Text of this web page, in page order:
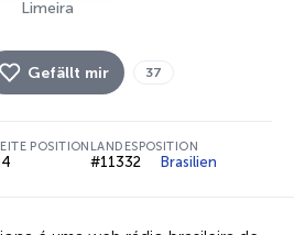
Limeira
Gefällt mir 37
POSITION LANDESPOSITION
#11332 Brasilien